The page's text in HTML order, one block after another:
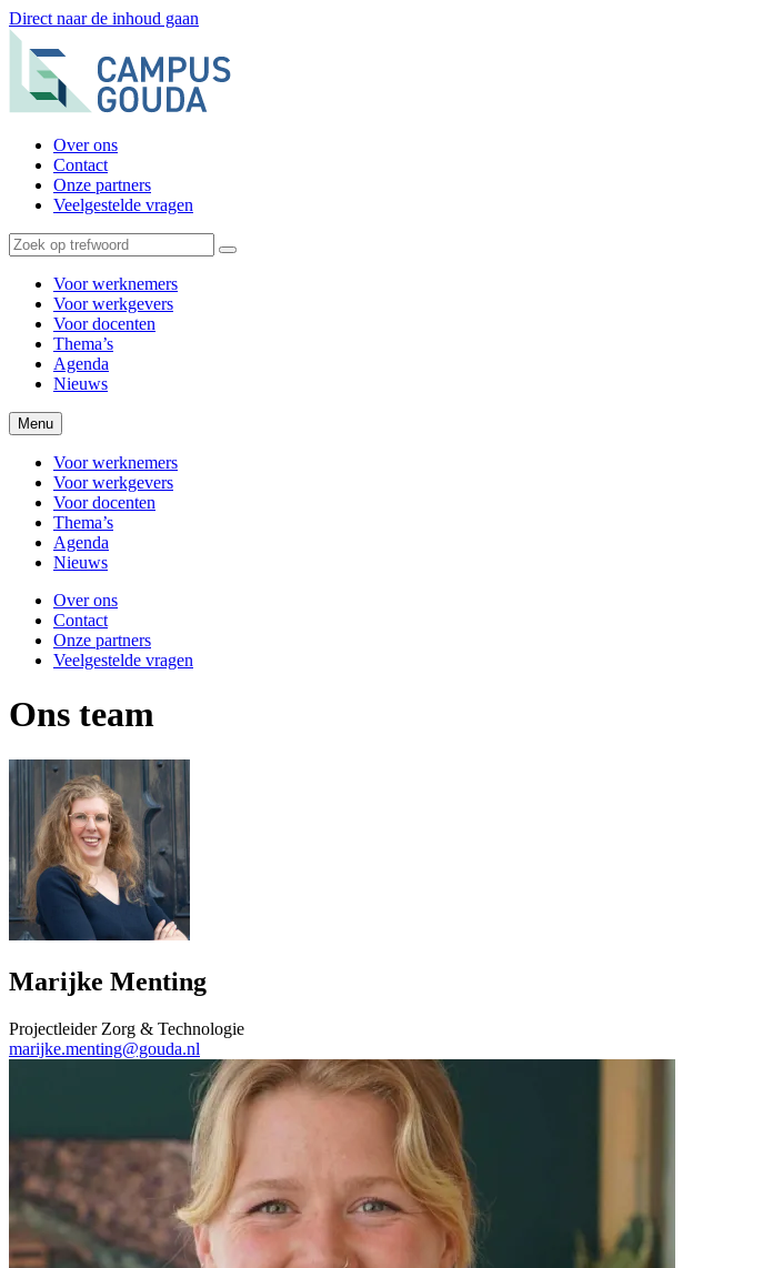
Direct naar de inhoud gaan
Over ons
Contact
Onze partners
Veelgestelde vragen
Voor werknemers
Voor werkgevers
Voor docenten
Thema’s
Agenda
Nieuws
Menu
Voor werknemers
Voor werkgevers
Voor docenten
Thema’s
Agenda
Nieuws
Over ons
Contact
Onze partners
Veelgestelde vragen
Ons team
Marijke Menting
Projectleider Zorg & Technologie
marijke.menting@gouda.nl